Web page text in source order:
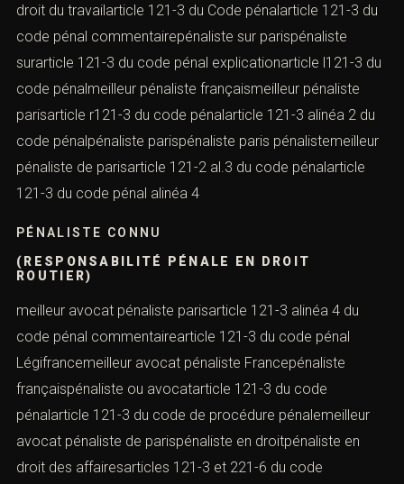
droit du travailarticle 121-3 du Code pénalarticle 121-3 du
code pénal commentairepénaliste sur parispénaliste
surarticle 121-3 du code pénal explicationarticle l121-3 du
code pénalmeilleur pénaliste françaismeilleur pénaliste
parisarticle r121-3 du code pénalarticle 121-3 alinéa 2 du
code pénalpénaliste parispénaliste paris pénalistemeilleur
pénaliste de parisarticle 121-2 al.3 du code pénalarticle
121-3 du code pénal alinéa 4
PÉNALISTE CONNU
(RESPONSABILITÉ PÉNALE EN DROIT
ROUTIER)
meilleur avocat pénaliste parisarticle 121-3 alinéa 4 du
code pénal commentairearticle 121-3 du code pénal
Légifrancemeilleur avocat pénaliste Francepénaliste
françaispénaliste ou avocatarticle 121-3 du code
pénalarticle 121-3 du code de procédure pénalemeilleur
avocat pénaliste de parispénaliste en droitpénaliste en
droit des affairesarticles 121-3 et 221-6 du code